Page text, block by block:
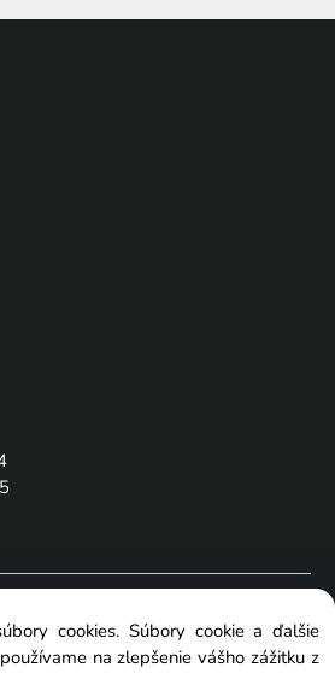
cookies. Súbory cookie a ďalšie
na zlepšenie vášho zážitku z